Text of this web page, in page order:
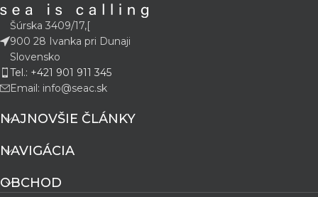
Šúrska 3409/17,[
900 28 Ivanka pri Dunaji
Slovensko
Tel.: +421 901 911 345
Email: info@seac.sk
NAJNOVŠIE ČLÁNKY
NAVIGÁCIA
OBCHOD